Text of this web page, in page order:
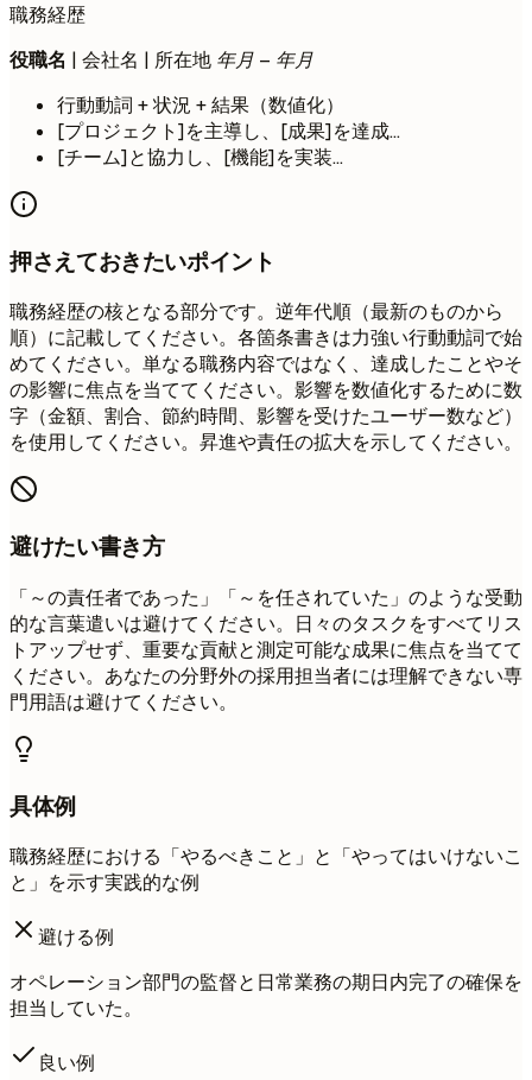
職務経歴
役職名 | 会社名 | 所在地 年月 – 年月
行動動詞 + 状況 + 結果（数値化）
[プロジェクト]を主導し、[成果]を達成...
[チーム]と協力し、[機能]を実装...
押さえておきたいポイント
職務経歴の核となる部分です。逆年代順（最新のものから
順）に記載してください。各箇条書きは力強い行動動詞で始
めてください。単なる職務内容ではなく、達成したことやそ
の影響に焦点を当ててください。影響を数値化するために数
字（金額、割合、節約時間、影響を受けたユーザー数など）
を使用してください。昇進や責任の拡大を示してください。
避けたい書き方
「～の責任者であった」「～を任されていた」のような受動
的な言葉遣いは避けてください。日々のタスクをすべてリス
トアップせず、重要な貢献と測定可能な成果に焦点を当てて
ください。あなたの分野外の採用担当者には理解できない専
門用語は避けてください。
具体例
職務経歴における「やるべきこと」と「やってはいけないこ
と」を示す実践的な例
避ける例
オペレーション部門の監督と日常業務の期日内完了の確保を
担当していた。
良い例